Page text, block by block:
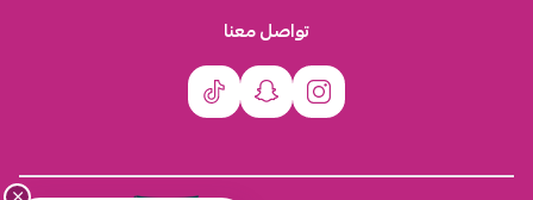
تواصل معنا